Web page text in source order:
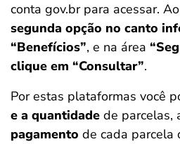
conta gov.br para acessar.
segunda opção no canto
“Benefícios”, e na área
clique em “Consultar”.
Por estas plataformas você
e a quantidade de parcelas,
pagamento de cada parcela